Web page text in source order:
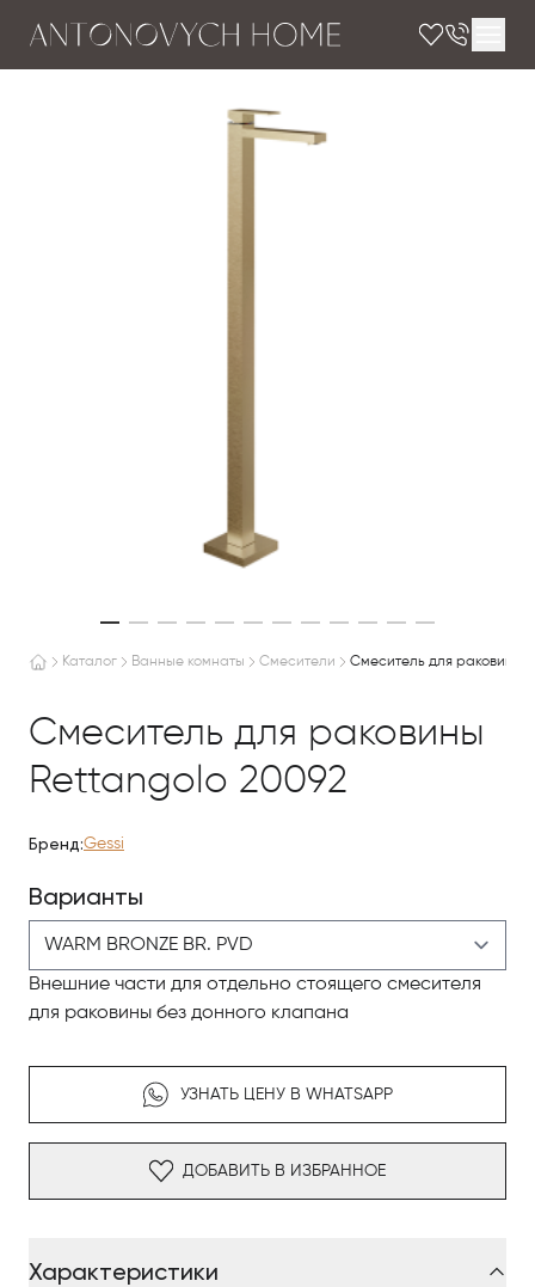
Каталог Ванные комнаты Смесители Смеситель для раковины
Смеситель для раковины
Rettangolo 20092
Бренд:Gessi
Варианты
Внешние части для отдельно стоящего смесителя
для раковины без донного клапана
УЗНАТЬ ЦЕНУ В WHATSAPP
ДОБАВИТЬ В ИЗБРАННОЕ
Характеристики